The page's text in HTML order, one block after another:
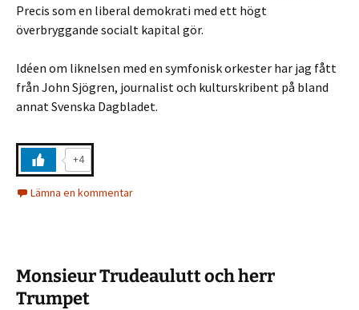
Precis som en liberal demokrati med ett högt
överbryggande socialt kapital gör.
Idéen om liknelsen med en symfonisk orkester har jag fått
från John Sjögren, journalist och kulturskribent på bland
annat Svenska Dagbladet.
+4
Lämna en kommentar
Monsieur Trudeaulutt och herr
Trumpet